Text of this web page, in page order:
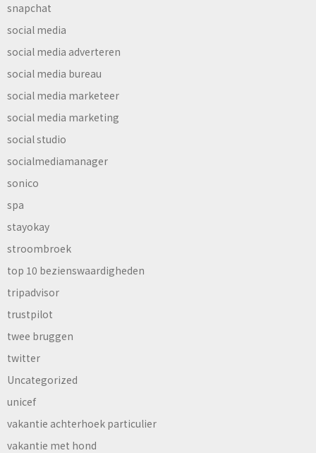
snapchat
social media
social media adverteren
social media bureau
social media marketeer
social media marketing
social studio
socialmediamanager
sonico
spa
stayokay
stroombroek
top 10 bezienswaardigheden
tripadvisor
trustpilot
twee bruggen
twitter
Uncategorized
unicef
vakantie achterhoek particulier
vakantie met hond